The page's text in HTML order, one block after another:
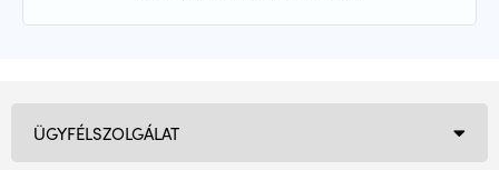
ÜGYFÉLSZOLGÁLAT